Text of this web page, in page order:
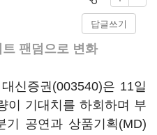
답글쓰기
팬덤으로 변화
대신증권(003540)은 11일
이 기대치를 하회하며 부
기 공연과 상품기획(MD)